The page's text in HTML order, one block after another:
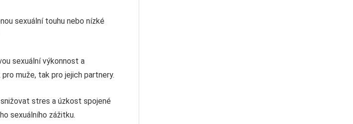
sexuální touhu nebo nízké
sexuální výkonnost a
muže, tak pro jejich partnery.
stres a úzkost spojené
sexuálního zážitku.